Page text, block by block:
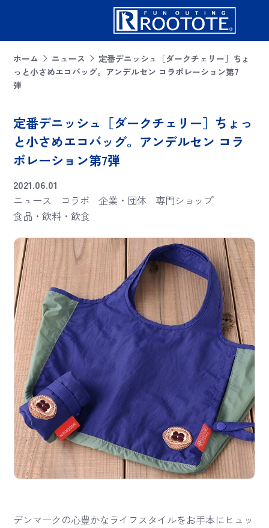
ホーム ニュース
定番デニッシュ［ダークチェリー］ちょ
っと小さめエコバッグ。アンデルセン コラボレーション第7
弾
定番デニッシュ［ダークチェリー］ちょっ
と小さめエコバッグ。アンデルセン コラ
ボレーション第7弾
2021.06.01
ニュース
コラボ 企業・団体
専門ショップ
食品・飲料・飲食
デンマークの心豊かなライフスタイルをお手本にヒュッ